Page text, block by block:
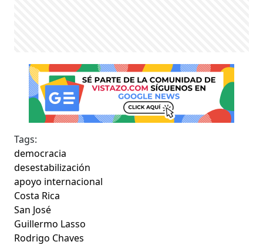
Tags:
democracia
desestabilización
apoyo internacional
Costa Rica
San José
Guillermo Lasso
Rodrigo Chaves